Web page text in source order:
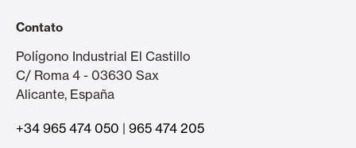
Contato
Polígono Industrial El Castillo
C/ Roma 4 - 03630 Sax
Alicante, España
+34 965 474 050 | 965 474 205